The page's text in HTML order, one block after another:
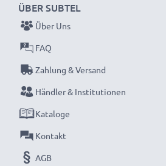
✔ Kameras & Camcorder
✔ Fernseher & Heimkinosysteme
✔ Spielkonsolen
✔ DVD- & Blu-ray-Player
✔ Monitore, Laptops & Computer
Verbessern Sie Ihr
außergewöhnliche Leistung und
ÜBER SUBTEL
Über Uns
FAQ
Zahlung & Versand
Händler & Institutionen
Kataloge
Kontakt
AGB